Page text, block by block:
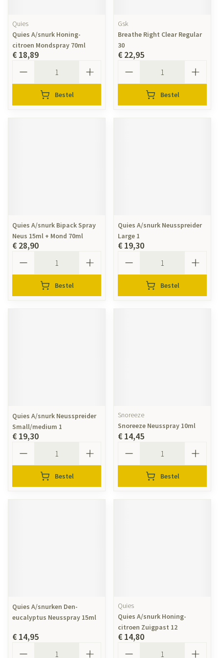
Quies
Quies A/snurk Honing-
citroen Mondspray 70ml
€ 18,89
Bestel
Gsk
Breathe Right Clear Regular
30
€ 22,95
Bestel
Quies A/snurk Bipack Spray
Neus 15ml + Mond 70ml
€ 28,90
Bestel
Quies A/snurk Neusspreider
Large 1
€ 19,30
Bestel
Quies A/snurk Neusspreider
Small/medium 1
€ 19,30
Bestel
Snoreeze
Snoreeze Neusspray 10ml
€ 14,45
Bestel
Quies A/snurken Den-
eucalyptus Neusspray 15ml
€ 14,95
Quies
Quies A/snurk Honing-
citroen Zuigpast 12
€ 14,80